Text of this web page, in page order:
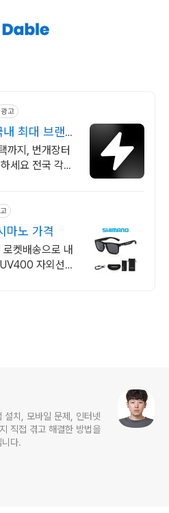
광고
최대 브랜드
까지, 번개장터
세요 전국 각지
마노 가격
켓배송으로 내
자외선
설치, 모바일 문제, 인터넷
직접 겪고 해결한 방법을
다.